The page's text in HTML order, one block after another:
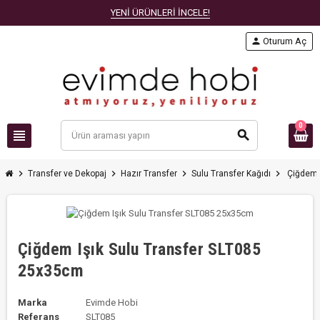
YENİ ÜRÜNLERİ İNCELE!
view_headline search
person Oturum Aç
0
chevron_right Transfer ve Dekopaj chevron_right Hazır Transfer chevron_right Sulu Transfer Kağıdı chevron_right Çiğdem
Çiğdem Işık Sulu Transfer SLT085
25x35cm
Marka
Evimde Hobi
Referans
SLT085